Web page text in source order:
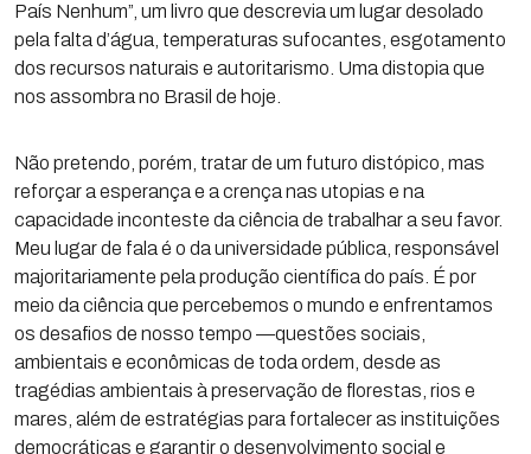
País Nenhum”, um livro que descrevia um lugar desolado
pela falta d’água, temperaturas sufocantes, esgotamento
dos recursos naturais e autoritarismo. Uma distopia que
nos assombra no Brasil de hoje.
Não pretendo, porém, tratar de um futuro distópico, mas
reforçar a esperança e a crença nas utopias e na
capacidade inconteste da ciência de trabalhar a seu favor.
Meu lugar de fala é o da universidade pública, responsável
majoritariamente pela produção científica do país. É por
meio da ciência que percebemos o mundo e enfrentamos
os desafios de nosso tempo —questões sociais,
ambientais e econômicas de toda ordem, desde as
tragédias ambientais à preservação de florestas, rios e
mares, além de estratégias para fortalecer as instituições
democráticas e garantir o desenvolvimento social e